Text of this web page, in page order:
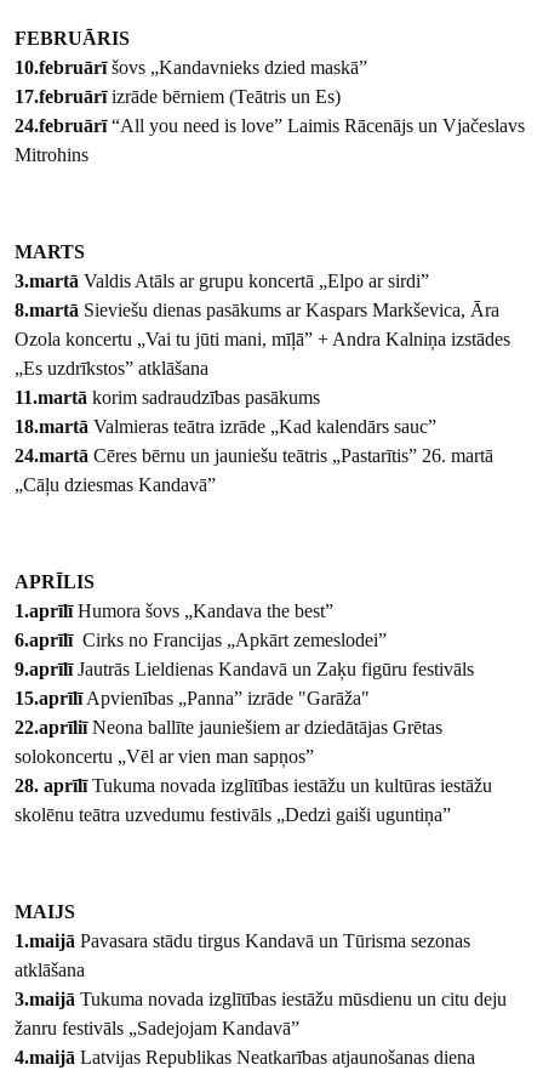
FEBRUĀRIS
10.februārīšovs „Kandavnieks dzied maskā”
17.februārīizrāde bērniem (Teātris un Es)
24.februārī“All you need is love” Laimis Rācenājs un Vjačeslavs
Mitrohins
MARTS
3.martā Valdis Atāls ar grupu koncertā „Elpo ar sirdi”
8.martā Sieviešu dienas pasākums ar Kaspars Markševica, Āra
Ozola koncertu „Vai tu jūti mani, mīļā” + Andra Kalniņa izstādes
„Es uzdrīkstos” atklāšana
11.martā korim sadraudzības pasākums
18.martā Valmieras teātra izrāde „Kad kalendārs sauc”
24.martā Cēres bērnu un jauniešu teātris „Pastarītis” 26. martā
„Cāļu dziesmas Kandavā”
APRĪLIS
1.aprīlīHumora šovs „Kandava the best”
6.aprīlīCirks no Francijas „Apkārt zemeslodei”
9.aprīlīJautrās Lieldienas Kandavā un Zaķu figūru festivāls
15.aprīlīApvienības „Panna” izrāde "Garāža"
22.aprīliīNeona ballīte jauniešiem ar dziedātājas Grētas
solokoncertu „Vēl ar vien man sapņos”
28. aprīlīTukuma novada izglītības iestāžu un kultūras iestāžu
skolēnu teātra uzvedumu festivāls „Dedzi gaiši uguntiņa”
MAIJS
1.maijā Pavasara stādu tirgus Kandavā un Tūrisma sezonas
atklāšana
3.maijā Tukuma novada izglītības iestāžu mūsdienu un citu deju
žanru festivāls „Sadejojam Kandavā”
4.maijā Latvijas Republikas Neatkarības atjaunošanas diena